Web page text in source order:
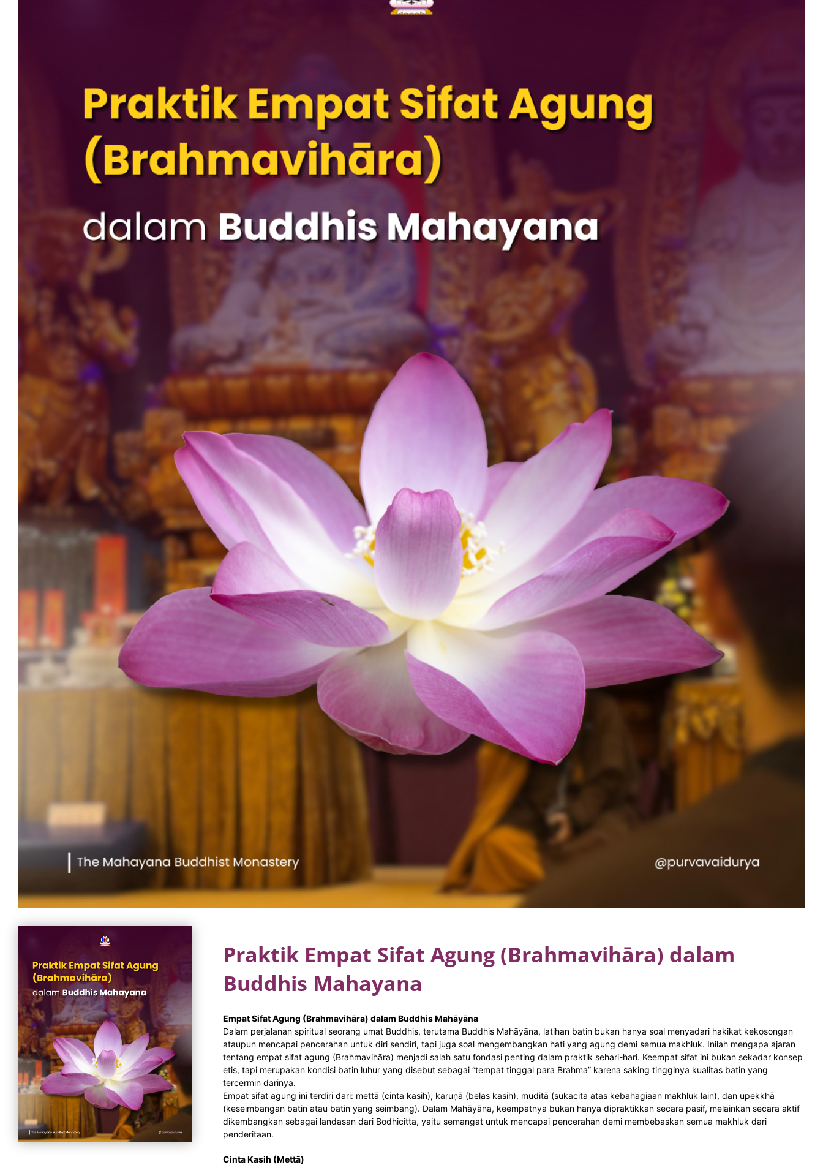
Praktik Empat Sifat Agung (Brahmavihāra) dalam
Buddhis Mahayana
Empat Sifat Agung (Brahmavihāra) dalam Buddhis Mahāyāna
Dalam perjalanan spiritual seorang umat Buddhis, terutama Buddhis Mahāyāna, latihan batin bukan hanya soal menyadari hakikat kekosongan
ataupun mencapai pencerahan untuk diri sendiri, tapi juga soal mengembangkan hati yang agung demi semua makhluk. Inilah mengapa ajaran
tentang empat sifat agung (Brahmavihāra) menjadi salah satu fondasi penting dalam praktik sehari-hari. Keempat sifat ini bukan sekadar konsep
etis, tapi merupakan kondisi batin luhur yang disebut sebagai “tempat tinggal para Brahma” karena saking tingginya kualitas batin yang
tercermin darinya.
Empat sifat agung ini terdiri dari: mettā (cinta kasih), karuṇā (belas kasih), muditā (sukacita atas kebahagiaan makhluk lain), dan upekkhā
(keseimbangan batin atau batin yang seimbang). Dalam Mahāyāna, keempatnya bukan hanya dipraktikkan secara pasif, melainkan secara aktif
dikembangkan sebagai landasan dari Bodhicitta, yaitu semangat untuk mencapai pencerahan demi membebaskan semua makhluk dari
penderitaan.
Cinta Kasih (Mettā)